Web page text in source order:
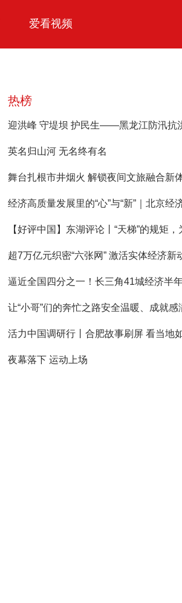
爱看视频
热榜
迎洪峰 守堤坝 护民生——黑龙江防汛抗
英名归山河 无名终有名
舞台扎根市井烟火 解锁夜间文旅融合新
经济高质量发展里的“心”与“新”｜北京经
【好评中国】东湖评论丨“天梯”的规矩，
超7万亿元织密“六张网” 激活实体经济新
逼近全国四分之一！长三角41城经济半
让“小哥”们的奔忙之路安全温暖、成就感
活力中国调研行丨合肥故事刷屏 看当地
夜幕落下 运动上场